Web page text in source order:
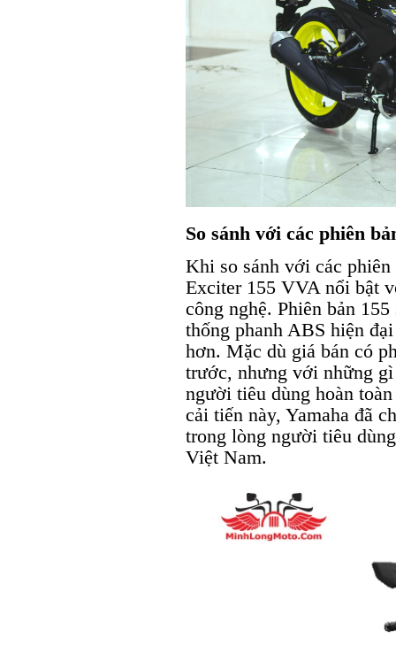
So sánh với các phiên
Khi so sánh với các
Exciter 155 VVA nổi bật
công nghệ. Phiên bản
thống phanh ABS hiện
hơn. Mặc dù giá bán có
trước, nhưng với những
người tiêu dùng hoàn
cải tiến này, Yamaha đã
trong lòng người tiêu
Việt Nam.